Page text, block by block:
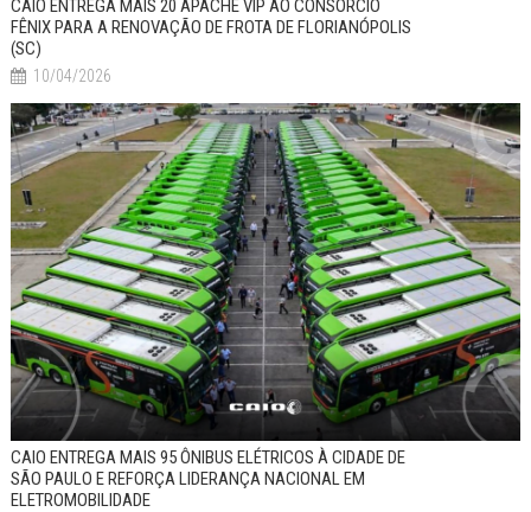
CAIO ENTREGA MAIS 20 APACHE VIP AO CONSÓRCIO
FÊNIX PARA A RENOVAÇÃO DE FROTA DE FLORIANÓPOLIS
(SC)
10/04/2026
CAIO ENTREGA MAIS 95 ÔNIBUS ELÉTRICOS À CIDADE DE
SÃO PAULO E REFORÇA LIDERANÇA NACIONAL EM
ELETROMOBILIDADE